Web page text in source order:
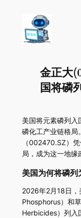
金正大
国将磷
美国将元素磷列入
磷化工产业链格局
（002470.SZ）
局，成为这一地缘
美国为何将磷列
2026年2月18日，
Phosphorus）和
Herbicides）列入